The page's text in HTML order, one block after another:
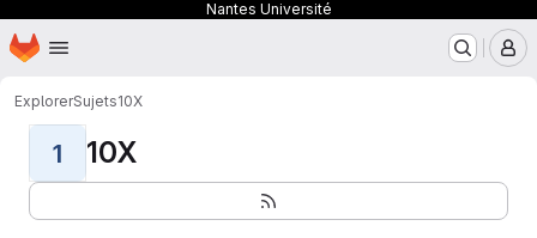
Nantes Université
Passer au contenu principal
Page d'accueil
ExplorerSujets10X
1 10X